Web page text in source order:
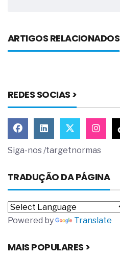
ARTIGOS RELACIONADOS
REDES SOCIAS >
Siga-nos /targetnormas
TRADUÇÃO DA PÁGINA
Powered by Translate
MAIS POPULARES >